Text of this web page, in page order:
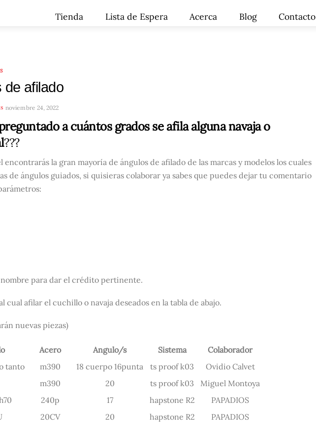
Tienda Lista de Espera Acerca Blog Contacto
de afilado
noviembre 24, 2022
a cuántos grados se afila alguna navaja o
???
encontrarás la gran mayoría de ángulos de afilado de las marcas y modelos los cuales
de ángulos guiados, si quisieras colaborar ya sabes que puedes dejar tu comentario
para dar el crédito pertinente.
cual afilar el cuchillo o navaja deseados en la tabla de abajo.
nuevas piezas)
Acero Angulo/s Sistema
Colaborador
tanto m390 18 cuerpo 16punta ts proof k03
Ovidio Calvet
m390 20 ts proof k03
Miguel Montoya
240p 17 hapstone R2
PAPADIOS
20CV 20 hapstone R2
PAPADIOS